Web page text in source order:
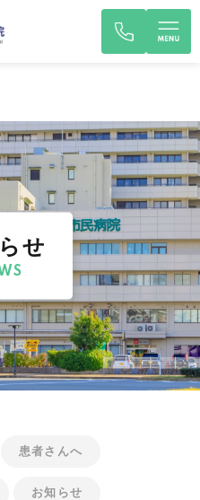
せ
患者さんへ
お知らせ